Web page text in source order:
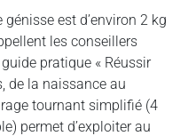
génisse est d’environ 2 kg
les conseillers
pratique « Réussir
de la naissance au
tournant simplifié (4
permet d’exploiter au